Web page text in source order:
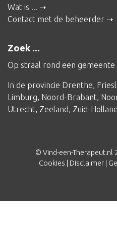
Wat is ...
Contact met de beheerder
Zoek ...
Op straal rond een gemeente
In de provincie Drenthe,
Limburg, Noord-Brabant,
Utrecht, Zeeland, Zuid-Holland
© Vind-een-Therapeut.nl
Cookies
Disclaimer